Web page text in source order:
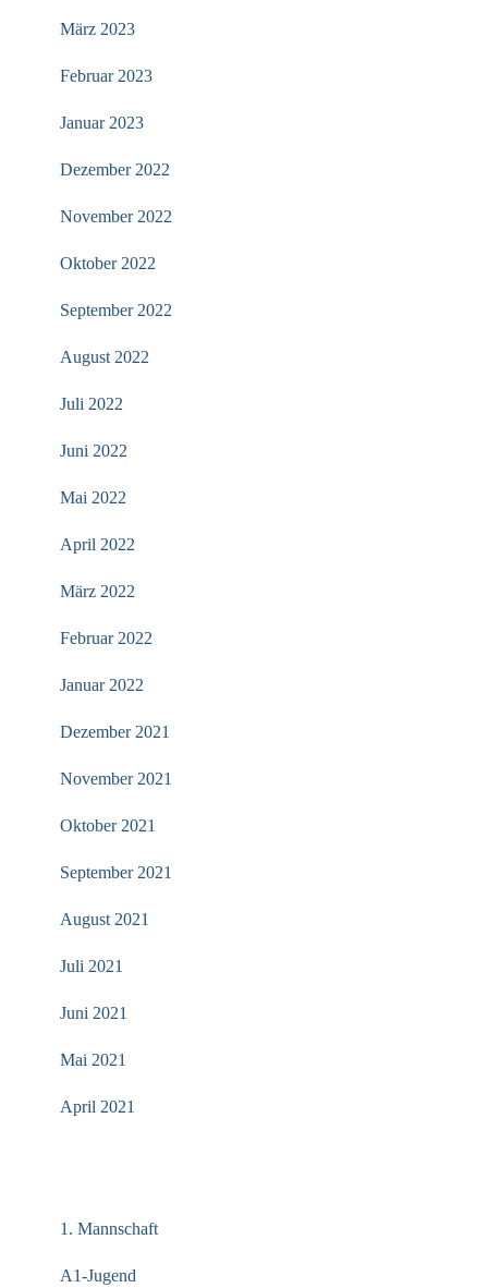
März 2023
Februar 2023
Januar 2023
Dezember 2022
November 2022
Oktober 2022
September 2022
August 2022
Juli 2022
Juni 2022
Mai 2022
April 2022
März 2022
Februar 2022
Januar 2022
Dezember 2021
November 2021
Oktober 2021
September 2021
August 2021
Juli 2021
Juni 2021
Mai 2021
April 2021
1. Mannschaft
A1-Jugend